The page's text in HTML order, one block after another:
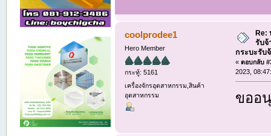
coolprodee1
Hero Member
กระทู้: 5161
เครื่องจักรอุตสาหกรรม,สินค้า
อุตสาหกรรม
Re:
รับจ้
กระบะรับ
«ตอบกลับ
2023,
ขออ